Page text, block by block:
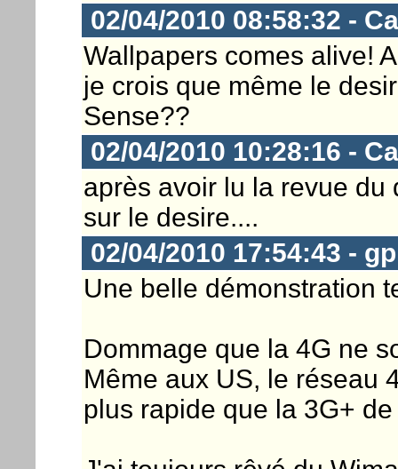
02/04/2010 08:58:32 -
Wallpapers comes alive!
je crois que même le
Sense??
02/04/2010 10:28:16 -
après avoir lu la revue du
sur le desire....
02/04/2010 17:54:43 -
Une belle démonstration
Dommage que la 4G ne
Même aux US, le réseau
plus rapide que la 3G+